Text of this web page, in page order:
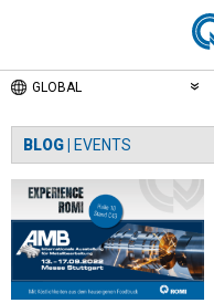
GLOBAL
BLOG | EVENTS